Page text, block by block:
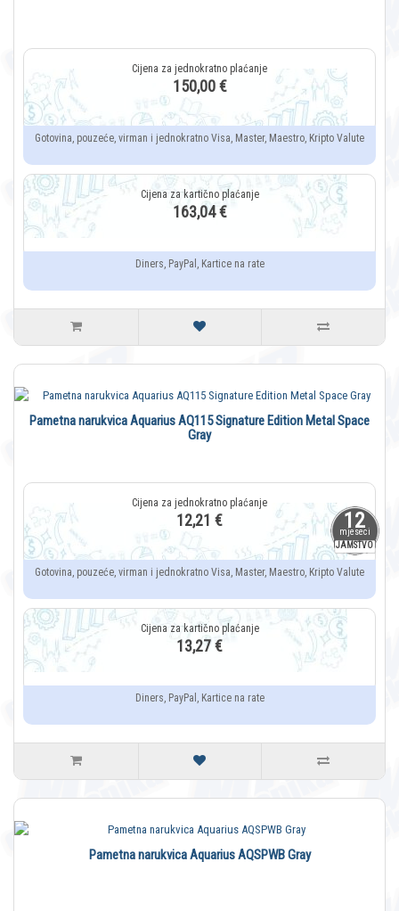
150,00 €
Gotovina, pouzeće, virman i jednokratno Visa, Master, Maestro, Kripto Valute
163,04 €
Diners, PayPal, Kartice na rate
12
mjeseci
JAMSTVO
Pametna narukvica Aquarius AQ115 Signature Edition Metal Space
Gray
12,21 €
Gotovina, pouzeće, virman i jednokratno Visa, Master, Maestro, Kripto Valute
13,27 €
Diners, PayPal, Kartice na rate
Pametna narukvica Aquarius AQSPWB Gray